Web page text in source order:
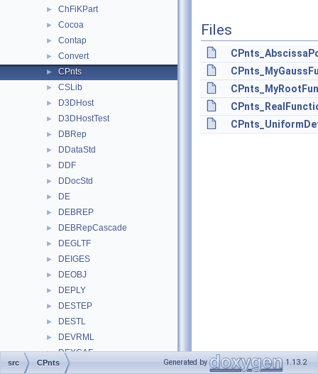
► ChFiKPart
► Cocoa
► Contap
► Convert
► CPnts
► CSLib
► D3DHost
► D3DHostTest
► DBRep
► DDataStd
► DDF
► DDocStd
► DE
► DEBREP
► DEBRepCascade
► DEGLTF
► DEIGES
► DEOBJ
► DEPLY
► DESTEP
► DESTL
► DEVRML
► DEXCAF
► DEXCAFCascade
Files
src CPnts Generated by 1.13.2